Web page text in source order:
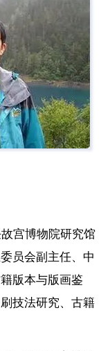
宫博物院研究馆
员会副主任、中
版本与版画鉴
技法研究、古籍